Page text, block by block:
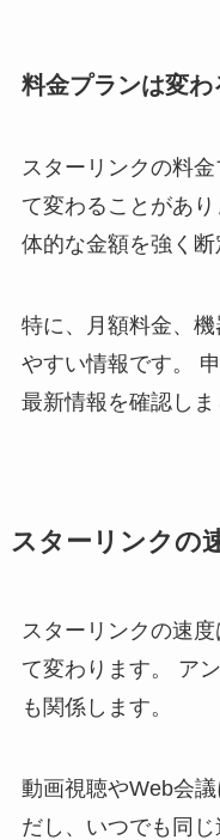
料金プランは変わ
スターリンクの料
て変わることがあ
体的な金額を強く断
特に、月額料金、
やすい情報です。
最新情報を確認しま
スターリンクの
スターリンクの速
て変わります。 ア
も関係します。
動画視聴やWeb会
だし、いつでも同じ